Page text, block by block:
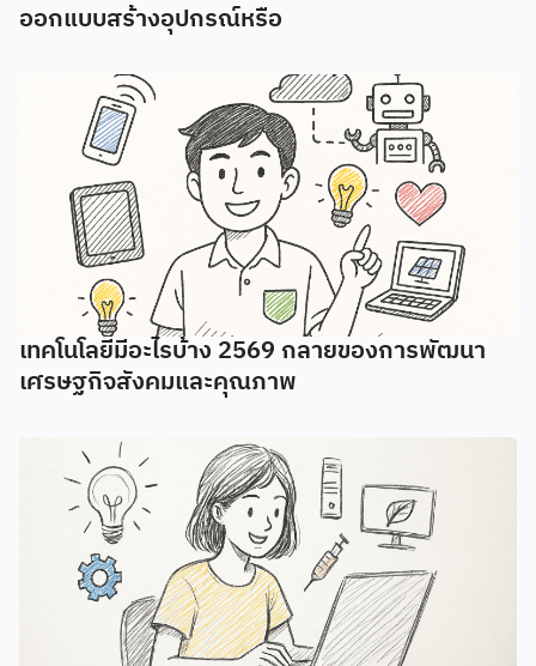
ออกแบบสร้างอุปกรณ์หรือ
เทคโนโลยีมีอะไรบ้าง 2569 กลายของการพัฒนา
เศรษฐกิจสังคมและคุณภาพ